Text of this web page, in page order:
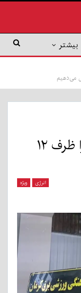
بیشتر
زمین نیروگاه خورشیدی را ظرف ۱۲
انرژی ویژه